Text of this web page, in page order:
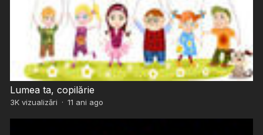
Lumea ta, copilărie
3Kvizualizări · 11 ani ago